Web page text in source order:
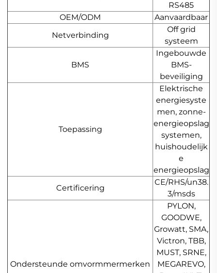
RS485
OEM/ODM
Aanvaardbaar
Netverbinding
Off grid
systeem
BMS
Ingebouwde
BMS-
beveiliging
Toepassing
Elektrische
energiesyste
men, zonne-
energieopslag
systemen,
huishoudelijk
e
energieopslag
Certificering
CE/RHS/un38.
3/msds
Ondersteunde omvormmermerken
PYLON,
GOODWE,
Growatt, SMA,
Victron, TBB,
MUST, SRNE,
MEGAREVO,